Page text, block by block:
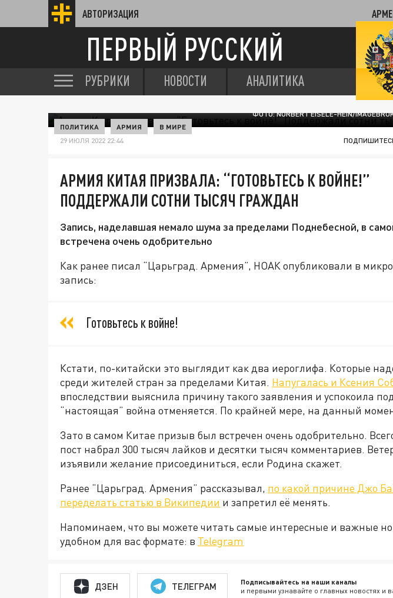
АВТОРИЗАЦИЯ
ПЕРВЫЙ РУССКИЙ
РУБРИКИ НОВОСТИ АНАЛИТИКА
ФОТО: NORBERT EISELE-HEIN/
ПОЛИТИКА АРМИЯ В МИРЕ
29 ИЮЛЯ 2022 22:44
АРМИЯ КИТАЯ ПРИЗВАЛА: “ГОТОВЬТЕСЬ К ВОЙНЕ!”
ПОДДЕРЖАЛИ СОТНИ ТЫСЯЧ ГРАЖДАН
Запись, наделавшая немало шума за пределами Поднебесной, в
встречена очень одобрительно
Как ранее писал “Царьград. Армения”, НОАК опубликовали в
запись:
Готовьтесь к войне!
Кстати, по-китайски это выглядит как два иероглифа. Которые
среди жителей стран за пределами Китая. Напугалась и Ксения
впоследствии выяснила причину такого заявления и успокоила
“настоящая” война отменяется. По крайней мере, на данный
Зато в самом Китае призыв был встречен очень одобрительно.
пост набрал 300 тысяч лайков и десятки тысяч комментариев.
изъявили желание присоединиться, если Родина скажет.
Ранее “Царьград. Армения” рассказывал, по какой причине Джо
переделать статью в Википедии и запретил её менять.
Напоминаем, что вы можете читать самые интересные и важные
удобном для вас формате: в Telegram
ДЗЕН ТЕЛЕГРАМ Подписывайтесь на наши каналы
и первыми узнавайте о главных новостях и